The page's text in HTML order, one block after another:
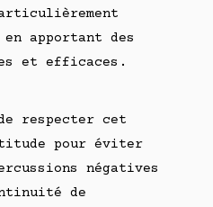
apportant des
et efficaces.
respecter cet
pour éviter
négatives
de